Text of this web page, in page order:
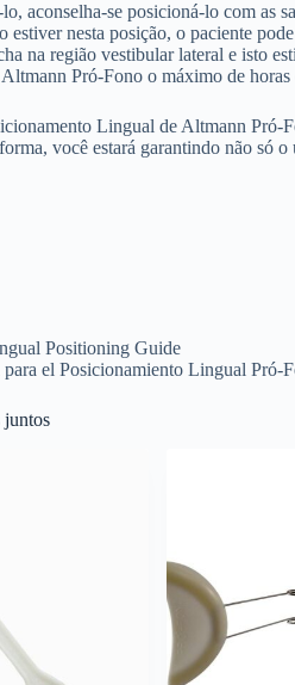
aconselha-se posicioná-lo com as
estiver nesta posição, o paciente
na região vestibular lateral e isto
Pró-Fono o máximo de
Lingual de Altmann Pró-
você estará garantindo não só
Positioning Guide
el Posicionamiento Lingual Pró-
juntos